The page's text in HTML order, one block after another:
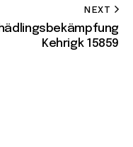
NEXT
Kehrigk 15859